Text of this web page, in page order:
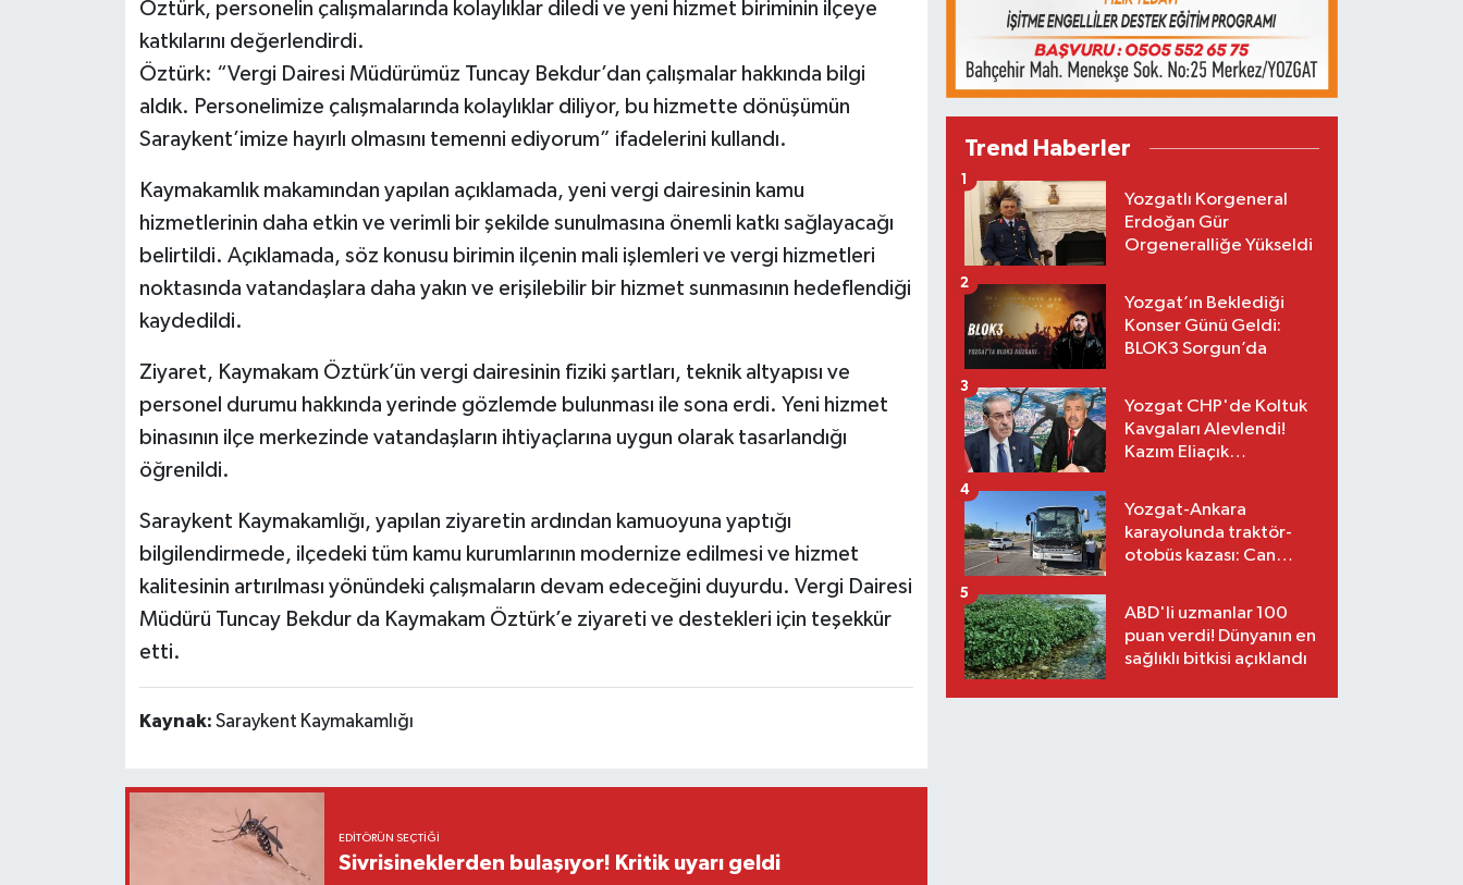
Öztürk, personelin çalışmalarında kolaylıklar diledi ve yeni hizmet biriminin ilçeye
katkılarını değerlendirdi.
Öztürk: “Vergi Dairesi Müdürümüz Tuncay Bekdur’dan çalışmalar hakkında bilgi
aldık. Personelimize çalışmalarında kolaylıklar diliyor, bu hizmette dönüşümün
Saraykent’imize hayırlı olmasını temenni ediyorum” ifadelerini kullandı.
Kaymakamlık makamından yapılan açıklamada, yeni vergi dairesinin kamu
hizmetlerinin daha etkin ve verimli bir şekilde sunulmasına önemli katkı sağlayacağı
belirtildi. Açıklamada, söz konusu birimin ilçenin mali işlemleri ve vergi hizmetleri
noktasında vatandaşlara daha yakın ve erişilebilir bir hizmet sunmasının hedeflendiği
kaydedildi.
Ziyaret, Kaymakam Öztürk’ün vergi dairesinin fiziki şartları, teknik altyapısı ve
personel durumu hakkında yerinde gözlemde bulunması ile sona erdi. Yeni hizmet
binasının ilçe merkezinde vatandaşların ihtiyaçlarına uygun olarak tasarlandığı
öğrenildi.
Saraykent Kaymakamlığı, yapılan ziyaretin ardından kamuoyuna yaptığı
bilgilendirmede, ilçedeki tüm kamu kurumlarının modernize edilmesi ve hizmet
kalitesinin artırılması yönündeki çalışmaların devam edeceğini duyurdu. Vergi Dairesi
Müdürü Tuncay Bekdur da Kaymakam Öztürk’e ziyareti ve destekleri için teşekkür
etti.
Kaynak: Saraykent Kaymakamlığı
EDITÖRÜN SEÇTIĞI
Sivrisineklerden bulaşıyor! Kritik uyarı geldi
Trend Haberler
Yozgatlı Korgeneral
Erdoğan Gür
Orgeneralliğe Yükseldi
1
Yozgat’ın Beklediği
Konser Günü Geldi:
BLOK3 Sorgun’da
2
Yozgat CHP'de Koltuk
Kavgaları Alevlendi!
Kazım Eliaçık
3
Yozgat-Ankara
karayolunda traktör-
otobüs kazası: Can
4
ABD'li uzmanlar 100
puan verdi! Dünyanın en
sağlıklı bitkisi açıklandı
5